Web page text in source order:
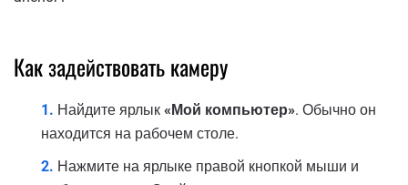
Как задействовать камеру
Найдите ярлык «Мой компьютер». Обычно он
находится на рабочем столе.
Нажмите на ярлыке правой кнопкой мыши и